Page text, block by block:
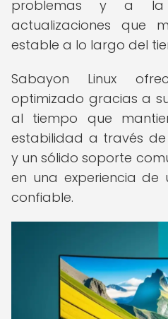
problemas y a la
actualizaciones que
estable a lo largo del
Sabayon Linux
optimizado gracias a
al tiempo que
estabilidad a través
y un sólido soporte
en una experiencia de
confiable.